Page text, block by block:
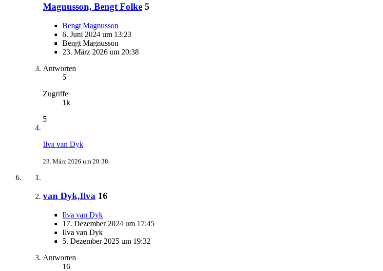
Magnusson, Bengt Folke 5
Bengt Magnusson
6. Juni 2024 um 13:23
Bengt Magnusson
23. März 2026 um 20:38
Antworten
5
Zugriffe
1k
5
Ilva van Dyk
23. März 2026 um 20:38
van Dyk,Ilva 16
Ilva van Dyk
17. Dezember 2024 um 17:45
Ilva van Dyk
5. Dezember 2025 um 19:32
Antworten
16